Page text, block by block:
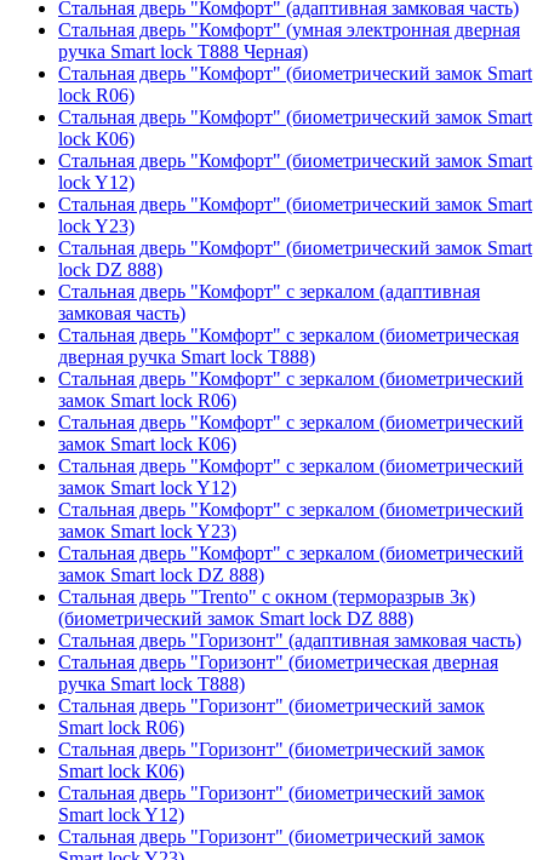
Стальная дверь "Комфорт" (адаптивная замковая часть)
Стальная дверь "Комфорт" (умная электронная дверная
ручка Smart lock T888 Черная)
Стальная дверь "Комфорт" (биометрический замок Smart
lock R06)
Стальная дверь "Комфорт" (биометрический замок Smart
lock К06)
Стальная дверь "Комфорт" (биометрический замок Smart
lock Y12)
Стальная дверь "Комфорт" (биометрический замок Smart
lock Y23)
Стальная дверь "Комфорт" (биометрический замок Smart
lock DZ 888)
Стальная дверь "Комфорт" с зеркалом (адаптивная
замковая часть)
Стальная дверь "Комфорт" с зеркалом (биометрическая
дверная ручка Smart lock T888)
Стальная дверь "Комфорт" с зеркалом (биометрический
замок Smart lock R06)
Стальная дверь "Комфорт" с зеркалом (биометрический
замок Smart lock К06)
Стальная дверь "Комфорт" с зеркалом (биометрический
замок Smart lock Y12)
Стальная дверь "Комфорт" с зеркалом (биометрический
замок Smart lock Y23)
Стальная дверь "Комфорт" с зеркалом (биометрический
замок Smart lock DZ 888)
Стальная дверь "Trento" с окном (терморазрыв 3к)
(биометрический замок Smart lock DZ 888)
Стальная дверь "Горизонт" (адаптивная замковая часть)
Стальная дверь "Горизонт" (биометрическая дверная
ручка Smart lock T888)
Стальная дверь "Горизонт" (биометрический замок
Smart lock R06)
Стальная дверь "Горизонт" (биометрический замок
Smart lock К06)
Стальная дверь "Горизонт" (биометрический замок
Smart lock Y12)
Стальная дверь "Горизонт" (биометрический замок